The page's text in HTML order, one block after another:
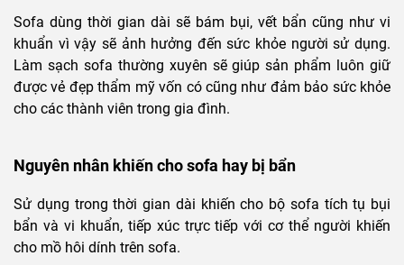
Sofa dùng thời gian dài sẽ bám bụi, vết bẩn cũng như vi
khuẩn vì vậy sẽ ảnh hưởng đến sức khỏe người sử dụng.
Làm sạch sofa thường xuyên sẽ giúp sản phẩm luôn giữ
được vẻ đẹp thẩm mỹ vốn có cũng như đảm bảo sức khỏe
cho các thành viên trong gia đình.
Nguyên nhân khiến cho sofa hay bị bẩn
Sử dụng trong thời gian dài khiến cho bộ sofa tích tụ bụi
bẩn và vi khuẩn, tiếp xúc trực tiếp với cơ thể người khiến
cho mồ hôi dính trên sofa.